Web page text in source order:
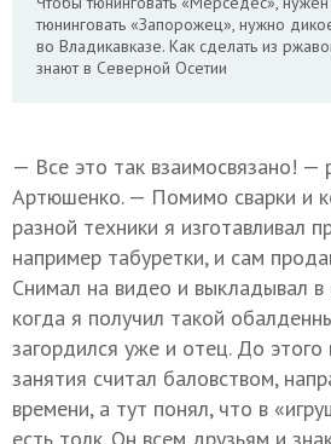
тюнинговать «Запорожец», нужно
во Владикавказе. Как сделать из
знают в Северной Осетии
— Все это так взаимосвязано! —
Артюшенко. — Помимо сварки и
разной техники я изготавливал
например табуретки, и сам
Снимал на видео и выкладывал в
когда я получил такой
загордился уже и отец. До
занятия считал баловством,
времени, а тут понял, что в